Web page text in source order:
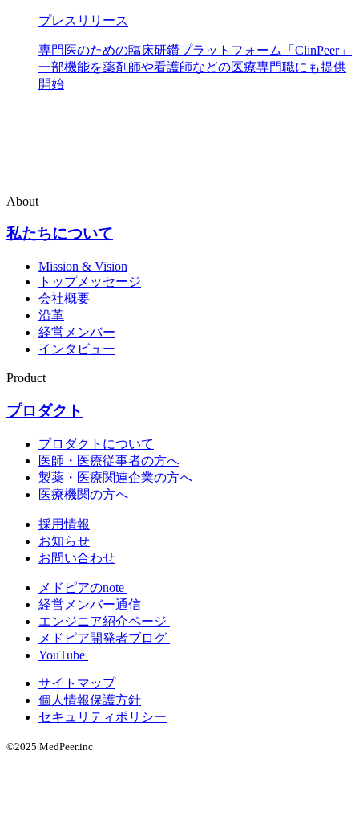
プレスリリース
専門医のための臨床研鑽プラットフォーム「ClinPeer」
一部機能を薬剤師や看護師などの医療専門職にも提供
開始
About
私たちについて
Mission & Vision
トップメッセージ
会社概要
沿革
経営メンバー
インタビュー
Product
プロダクト
プロダクトについて
医師・医療従事者の方へ
製薬・医療関連企業の方へ
医療機関の方へ
採用情報
お知らせ
お問い合わせ
メドピアのnote
経営メンバー通信
エンジニア紹介ページ
メドピア開発者ブログ
YouTube
サイトマップ
個人情報保護方針
セキュリティポリシー
©2025 MedPeer.inc